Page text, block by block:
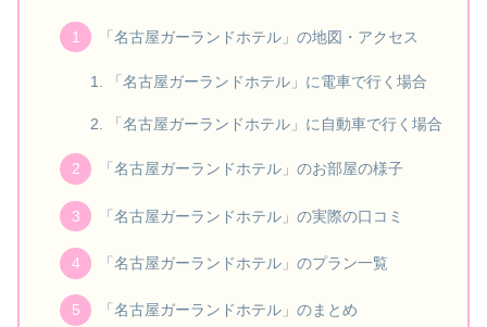
「名古屋ガーランドホテル」の地図・アクセス
「名古屋ガーランドホテル」に電車で行く場合
「名古屋ガーランドホテル」に自動車で行く場合
「名古屋ガーランドホテル」のお部屋の様子
「名古屋ガーランドホテル」の実際の口コミ
「名古屋ガーランドホテル」のプラン一覧
「名古屋ガーランドホテル」のまとめ